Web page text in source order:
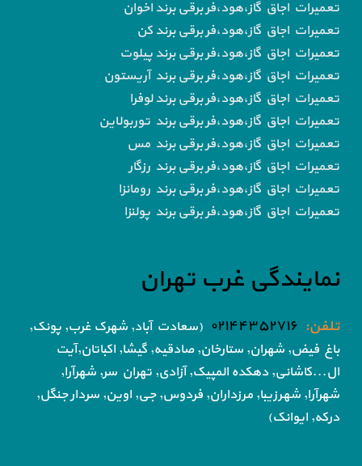
تعمیرات اجاق گاز،هود،فر برقی برند اخوان
تعمیرات اجاق گاز،هود،فر برقی برند کن
تعمیرات اجاق گاز،هود،فر برقی برند پیلوت
تعمیرات اجاق گاز،هود،فر برقی برند آریستون
تعمیرات اجاق گاز،هود،فر برقی برند لوفرا
تعمیرات اجاق گاز،هود،فر برقی برند توربولاین
تعمیرات اجاق گاز،هود،فر برقی برند مس
تعمیرات اجاق گاز،هود،فر برقی برند رزگار
تعمیرات اجاق گاز،هود،فر برقی برند رومانزا
تعمیرات اجاق گاز،هود،فر برقی برند پولنزا
نمایندگی غرب تهران
تلفن: ۰۲۱۴۴۳۵۲۷۱۶ (سعادت آباد, شهرک غرب, پونک,
باغ فیض, شهران, ستارخان, صادقیه, گیشا, اکباتان,آیت
ال...کاشانی, دهکده المپیک, آزادی, تهران سر, شهرآرا,
شهرآرا, شهرزیبا, مرزداران, فردوس, جی, اوین, سردار جنگل,
درکه, ایوانک)